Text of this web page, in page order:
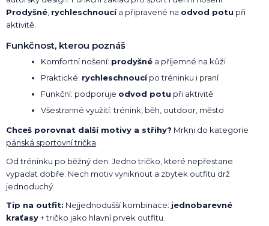
Prodyšné rychleschnoucía připravené na odvod potu při
aktivitě.
Funkčnost, kterou poznáš
Komfortní nošení: prodyšné a příjemné na kůži
Praktické: rychleschnoucípo tréninku i praní
Funkční: podporuje odvod potu při aktivitě
Všestranné využití: trénink, běh, outdoor, město
Chceš porovnat další motivy a střihy? Mrkni do kategorie
pánská sportovní trička
Od tréninku po běžný den. Jedno tričko, které nepřestane
vypadat dobře. Nech motiv vyniknout a zbytek outfitu drž
jednoduchý.
Tip na outfit: Nejjednodušší kombinace: jednobarevné
kraťasy+ tričko jako hlavní prvek outfitu.